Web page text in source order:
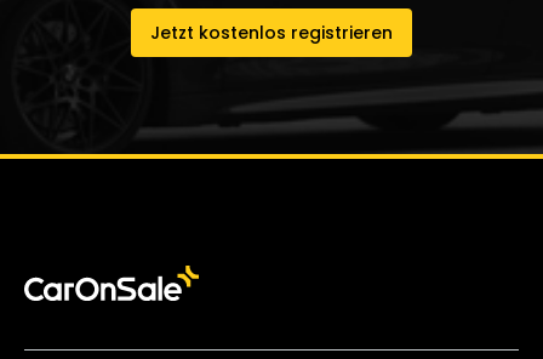
Jetzt kostenlos registrieren